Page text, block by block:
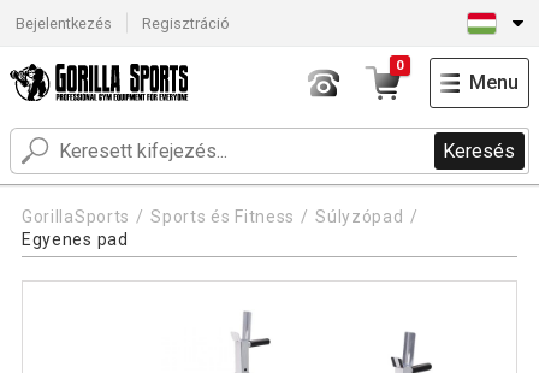
Bejelentkezés Regisztráció
Keresés
0
Menu
GorillaSports Sports és Fitness
Súlyzópad
Egyenes pad